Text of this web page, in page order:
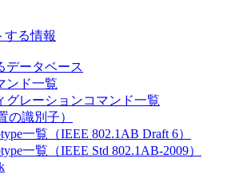
する情報
データベース
ンド一覧
グレーションコマンド一覧
の識別子）
一覧（IEEE 802.1AB Draft 6）
一覧（IEEE Std 802.1AB-2009）